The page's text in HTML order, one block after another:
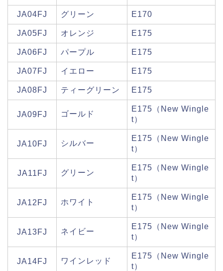
JA04FJ グリーン E170
JA05FJ オレンジ E175
JA06FJ パープル E175
JA07FJ イエロー E175
JA08FJ ティーグリーン E175
JA09FJ ゴールド
E175（New Wingle
t）
JA10FJ シルバー
E175（New Wingle
t）
JA11FJ グリーン
E175（New Wingle
t）
JA12FJ ホワイト
E175（New Wingle
t）
JA13FJ ネイビー
E175（New Wingle
t）
JA14FJ ワインレッド
E175（New Wingle
t）